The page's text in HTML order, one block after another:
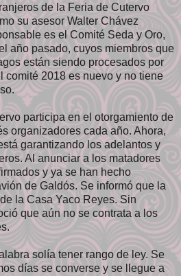
de la Feria de Cutervo
su asesor Walter Chávez
es el Comité Seda y Oro,
año pasado, cuyos miembros que
están siendo procesados por
comité 2018 es nuevo y no tiene
participa en el otorgamiento de
organizadores cada año. Ahora,
garantizando los adelantos y
Al anunciar a los matadores
y ya se han hecho
de Galdós. Se informó que la
la Casa Yaco Reyes. Sin
que aún no se contrata a los
solía tener rango de ley. Se
días se converse y se llegue a